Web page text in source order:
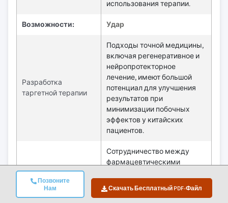
Позвоните
Нам
Скачать Бесплатный PDF-Файл
использования терапии.
Возможности: Удар
Разработка
таргетной терапии
Подходы точной медицины,
включая регенеративное и
нейропротекторное
лечение, имеют большой
потенциал для улучшения
результатов при
минимизации побочных
эффектов у китайских
пациентов.
Сотрудничество между
фармацевтическими
специализированными
детскими больницами